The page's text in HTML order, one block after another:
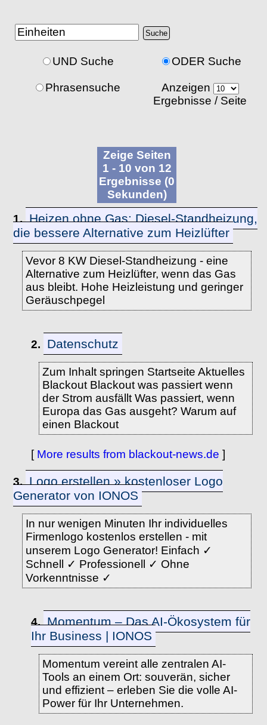
UND Suche
Phrasensuche
ODER Suche
Anzeigen
Ergebnisse / Seite
Zeige Seiten
1 - 10 von 12
Ergebnisse (0
Sekunden)
1. Heizen ohne Gas: Diesel-Standheizung,
die bessere Alternative zum Heizlüfter
Vevor 8 KW Diesel-Standheizung - eine
Alternative zum Heizlüfter, wenn das Gas
aus bleibt. Hohe Heizleistung und geringer
Geräuschpegel
2. Datenschutz
Zum Inhalt springen Startseite Aktuelles
Blackout Blackout was passiert wenn
der Strom ausfällt Was passiert, wenn
Europa das Gas ausgeht? Warum auf
einen Blackout
[ More results from blackout-news.de ]
3. Logo erstellen » kostenloser Logo
Generator von IONOS
In nur wenigen Minuten Ihr individuelles
Firmenlogo kostenlos erstellen - mit
unserem Logo Generator! Einfach ✓
Schnell ✓ Professionell ✓ Ohne
Vorkenntnisse ✓
4. Momentum – Das AI-Ökosystem für
Ihr Business | IONOS
Momentum vereint alle zentralen AI-
Tools an einem Ort: souverän, sicher
und effizient – erleben Sie die volle AI-
Power für Ihr Unternehmen.